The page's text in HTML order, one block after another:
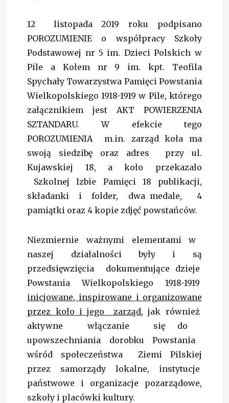
12 listopada 2019 roku podpisano
POROZUMIENIE o współpracy Szkoły
Podstawowej nr 5 im. Dzieci Polskich w
Pile a Kołem nr 9 im. kpt. Teofila
Spychały Towarzystwa Pamięci Powstania
Wielkopolskiego 1918-1919 w Pile, którego
załącznikiem jest AKT POWIERZENIA
SZTANDARU. W efekcie tego
POROZUMIENIA m.in. zarząd koła ma
swoją siedzibę oraz adres przy ul.
Kujawskiej 18, a koło przekazało
Szkolnej Izbie Pamięci 18 publikacji,
składanki i folder, dwa medale, 4
pamiątki oraz 4 kopie zdjęć powstańców.
Niezmiernie ważnymi elementami w
naszej działalności były i są
przedsięwzięcia dokumentujące dzieje
Powstania Wielkopolskiego 1918-1919
inicjowane, inspirowane i organizowane
przez koło i jego zarząd, jak również
aktywne włączanie się do
upowszechniania dorobku Powstania
wśród społeczeństwa Ziemi Pilskiej
przez samorządy lokalne, instytucje
państwowe i organizacje pozarządowe,
szkoły i placówki kultury.